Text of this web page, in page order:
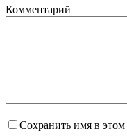
Комментарий
Сохранить имя в этом